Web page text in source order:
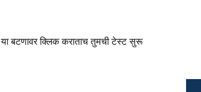
या बटणावर क्लिक कराताच तुमची टेस्ट सुरू